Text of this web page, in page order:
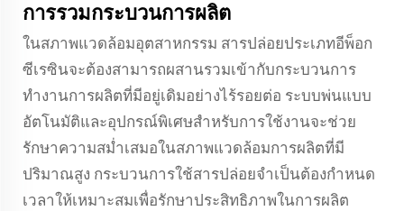
การรวมกระบวนการผลิต
ในสภาพแวดล้อมอุตสาหกรรม สารปล่อยประเภทอีพ็อก
ซีเรซินจะต้องสามารถผสานรวมเข้ากับกระบวนการ
ทำงานการผลิตที่มีอยู่เดิมอย่างไร้รอยต่อ ระบบพ่นแบบ
อัตโนมัติและอุปกรณ์พิเศษสำหรับการใช้งานจะช่วย
รักษาความสม่ำเสมอในสภาพแวดล้อมการผลิตที่มี
ปริมาณสูง กระบวนการใช้สารปล่อยจำเป็นต้องกำหนด
เวลาให้เหมาะสมเพื่อรักษาประสิทธิภาพในการผลิต